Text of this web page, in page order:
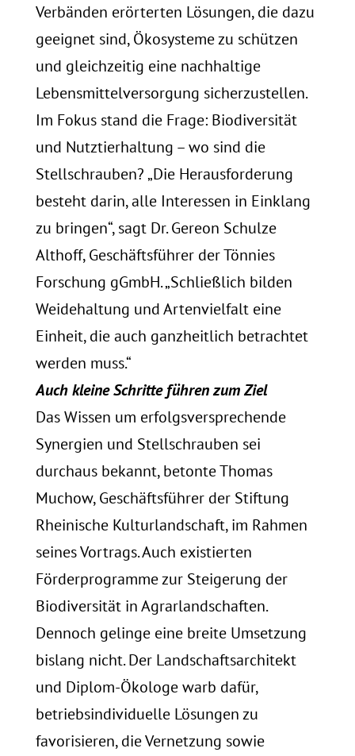
Verbänden erörterten Lösungen, die dazu
geeignet sind, Ökosysteme zu schützen
und gleichzeitig eine nachhaltige
Lebensmittelversorgung sicherzustellen.
Im Fokus stand die Frage: Biodiversität
und Nutztierhaltung – wo sind die
Stellschrauben? „Die Herausforderung
besteht darin, alle Interessen in Einklang
zu bringen“, sagt Dr. Gereon Schulze
Althoff, Geschäftsführer der Tönnies
Forschung gGmbH. „Schließlich bilden
Weidehaltung und Artenvielfalt eine
Einheit, die auch ganzheitlich betrachtet
werden muss.“
Auch kleine Schritte führen zum Ziel
Das Wissen um erfolgsversprechende
Synergien und Stellschrauben sei
durchaus bekannt, betonte Thomas
Muchow, Geschäftsführer der Stiftung
Rheinische Kulturlandschaft, im Rahmen
seines Vortrags. Auch existierten
Förderprogramme zur Steigerung der
Biodiversität in Agrarlandschaften.
Dennoch gelinge eine breite Umsetzung
bislang nicht. Der Landschaftsarchitekt
und Diplom-Ökologe warb dafür,
betriebsindividuelle Lösungen zu
favorisieren, die Vernetzung sowie